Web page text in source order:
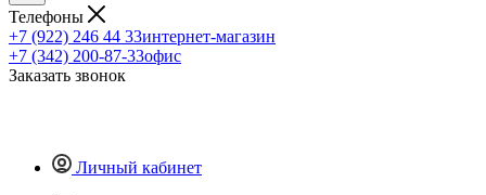
Телефоны
+7 (922) 246 44 33интернет-магазин
+7 (342) 200-87-33офис
Заказать звонок
Личный кабинет